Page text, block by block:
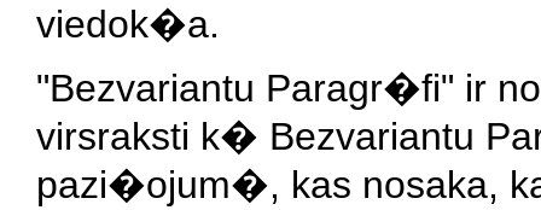
viedok�a.
"Bezvariantu Paragr�fi" ir
virsraksti k� Bezvariantu
pazi�ojum�, kas nosaka,